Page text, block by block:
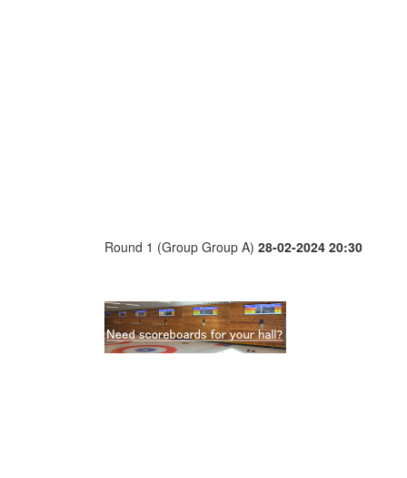
Round 1 (Group Group A) 28-02-2024 20:30